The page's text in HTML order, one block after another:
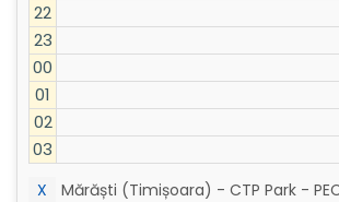
22
23
00
01
02
03
X
Mărăști (Timișoara) - CTP Park -